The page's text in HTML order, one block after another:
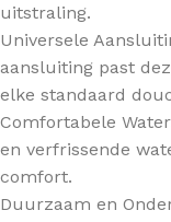
uitstraling.
Universele
aansluiting past
elke standaard
Comfortabele
en verfrissende
comfort.
Duurzaam en